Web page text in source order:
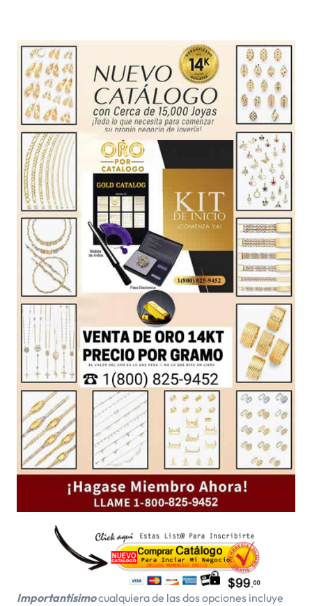
Importantisimocualquiera de las dos opciones incluye